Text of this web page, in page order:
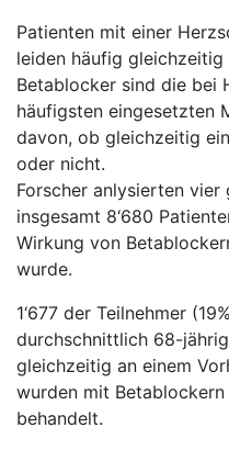
Patienten mit einer
leiden häufig
Betablocker sind die bei
häufigsten eingesetzten
davon, ob gleichzeitig
oder nicht.
Forscher anlysierten vier
insgesamt 8‘680
Wirkung von
wurde.
1‘677 der Teilnehmer
durchschnittlich 68-
gleichzeitig an einem
wurden mit
behandelt.